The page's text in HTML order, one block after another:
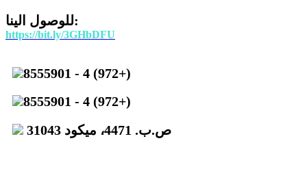
للوصول الينا:
https://bit.ly/3GHbDFU
8555901 - 4 (972+)
8555901 - 4 (972+)
ص.ب. 4471، ميكود 31043